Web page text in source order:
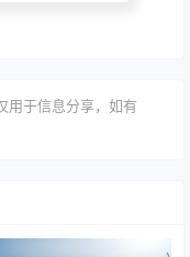
用于信息分享，如有